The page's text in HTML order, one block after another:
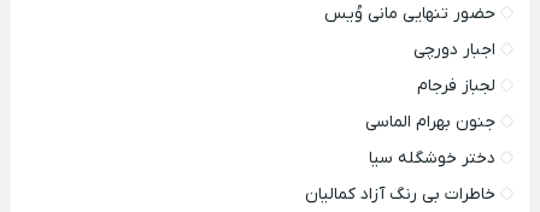
حضور تنهایی مانی وُیس
اجبار دورچی
لجباز فرجام
جنون بهرام الماسی
دختر خوشگله سیا
خاطرات بی رنگ آزاد کمالیان